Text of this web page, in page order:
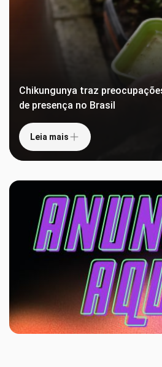
Chikungunya traz
de presença no Brasil
Leia mais